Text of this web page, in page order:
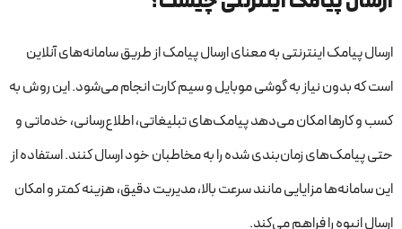
ارسال پیامک اینترنتی به معنای ارسال پیامک از طریق سامانه‌های آنلاین
است که بدون نیاز به گوشی موبایل و سیم کارت انجام می‌شود. این روش به
کسب و کارها امکان می‌دهد پیامک‌های تبلیغاتی، اطلاع‌رسانی، خدماتی و
حتی پیامک‌های زمان‌بندی شده را به مخاطبان خود ارسال کنند. استفاده از
این سامانه‌ها مزایایی مانند سرعت بالا، مدیریت دقیق، هزینه کمتر و امکان
ارسال انبوه را فراهم می‌کند.